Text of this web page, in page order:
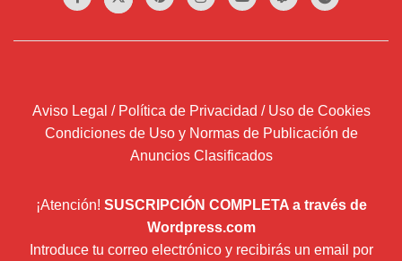
Aviso Legal / Política de Privacidad / Uso de Cookies
Condiciones de Uso y Normas de Publicación de
Anuncios Clasificados
¡Atención! SUSCRIPCIÓN COMPLETA a través de
Wordpress.com
Introduce tu correo electrónico y recibirás un email por